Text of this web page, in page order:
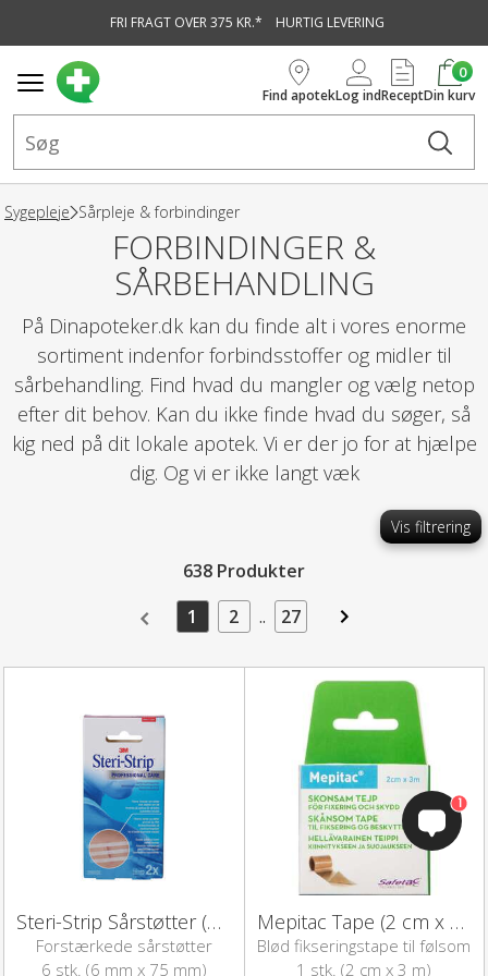
FRI FRAGT OVER 375 KR.* HURTIG LEVERING
Find apotekLog indRecept
0
Din kurv
Sygepleje Sårpleje & forbindinger
FORBINDINGER &
SÅRBEHANDLING
På Dinapoteker.dk kan du finde alt i vores enorme
sortiment indenfor forbindsstoffer og midler til
sårbehandling. Find hvad du mangler og vælg netop
efter dit behov. Kan du ikke finde hvad du søger, så
kig ned på dit lokale apotek. Vi er der jo for at hjælpe
dig. Og vi er ikke langt væk
Vis filtrering
638 Produkter
1
2 .. 27
Steri-Strip Sårstøtter (6 mm x 75 mm)
Forstærkede sårstøtter
6 stk. (6 mm x 75 mm)
Mepitac Tape (2 cm x 3 m)
Blød fikseringstape til følsom
hud
1 stk. (2 cm x 3 m)
1